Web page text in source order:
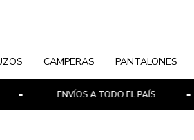
CAMPERAS PANTALONES
ENVÍOS A TODO EL PAÍS